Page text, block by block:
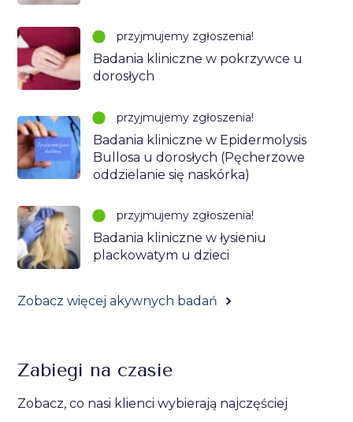
przyjmujemy zgłoszenia!
Badania kliniczne w pokrzywce u
dorosłych
przyjmujemy zgłoszenia!
Badania kliniczne w Epidermolysis
Bullosa u dorosłych (Pęcherzowe
oddzielanie się naskórka)
przyjmujemy zgłoszenia!
Badania kliniczne w łysieniu
plackowatym u dzieci
Zobacz więcej akywnych badań
Zabiegi na czasie
Zobacz, co nasi klienci wybierają najczęściej